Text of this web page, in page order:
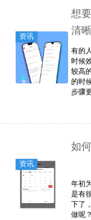
资讯
想
清
有的
时候
较高
的时
步骤
资讯
如
年初
是有
下了
做呢？